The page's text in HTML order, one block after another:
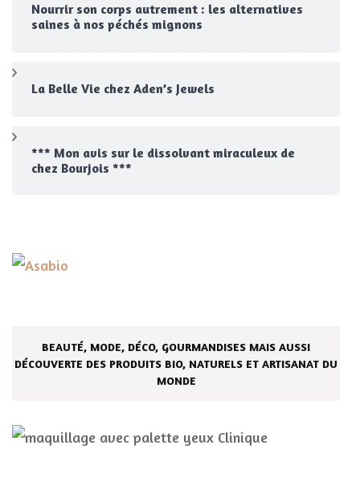
Nourrir son corps autrement : les alternatives
saines à nos péchés mignons
La Belle Vie chez Aden’s Jewels
*** Mon avis sur le dissolvant miraculeux de
chez Bourjois ***
BEAUTÉ, MODE, DÉCO, GOURMANDISES MAIS AUSSI
DÉCOUVERTE DES PRODUITS BIO, NATURELS ET ARTISANAT DU
MONDE